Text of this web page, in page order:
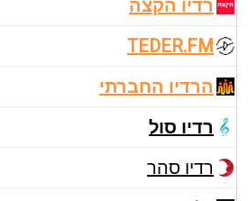
רדיו הקצה
TEDER.FM
הרדיו החברתי
רדיו סול
רדיו סהר